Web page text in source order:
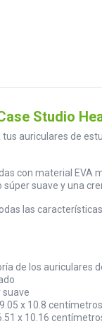
Studio
auriculares de
con material
suave y una
las
de los auriculares
suave
x 10.8 centímetros
x 10.16